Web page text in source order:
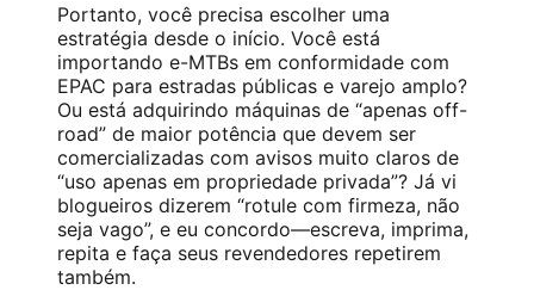
Portanto, você precisa escolher uma
estratégia desde o início. Você está
importando e-MTBs em conformidade com
EPAC para estradas públicas e varejo amplo?
Ou está adquirindo máquinas de “apenas off-
road” de maior potência que devem ser
comercializadas com avisos muito claros de
“uso apenas em propriedade privada”? Já vi
blogueiros dizerem “rotule com firmeza, não
seja vago”, e eu concordo—escreva, imprima,
repita e faça seus revendedores repetirem
também.